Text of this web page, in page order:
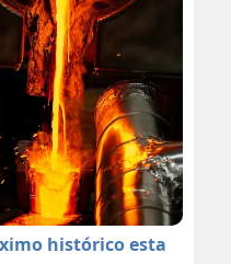
histórico esta